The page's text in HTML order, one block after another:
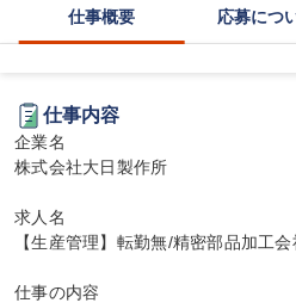
仕事概要 応募につ
仕事内容
企業名
株式会社大日製作所
求人名
【生産管理】転勤無/精密部品加工
仕事の内容